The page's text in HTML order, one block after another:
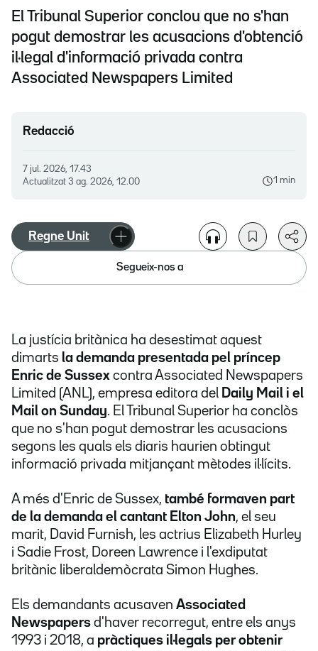
El Tribunal Superior conclou que no s'han
pogut demostrar les acusacions d'obtenció
il·legal d'informació privada contra
Associated Newspapers Limited
Redacció
7 jul. 2026, 17.43
Actualitzat 3 ag. 2026, 12.00 1 min
Regne Unit
Segueix-nos a
La justícia britànica ha desestimat aquest
dimarts la demanda presentada pel príncep
Enric de Sussex contra Associated Newspapers
Limited (ANL), empresa editora del Daily Mail i el
Mail on Sunday. El Tribunal Superior ha conclòs
que no s'han pogut demostrar les acusacions
segons les quals els diaris haurien obtingut
informació privada mitjançant mètodes il·lícits.
A més d'Enric de Sussex, també formaven part
de la demanda el cantant Elton John, el seu
marit, David Furnish, les actrius Elizabeth Hurley
i Sadie Frost, Doreen Lawrence i l'exdiputat
britànic liberaldemòcrata Simon Hughes.
Els demandants acusaven Associated
Newspapers d'haver recorregut, entre els anys
1993 i 2018, a pràctiques il·legals per obtenir